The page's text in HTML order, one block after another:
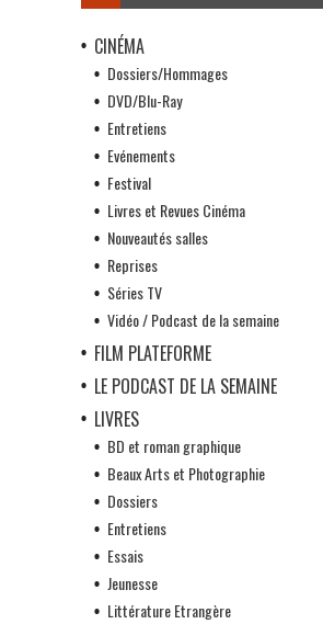
CINÉMA
Dossiers/Hommages
DVD/Blu-Ray
Entretiens
Evénements
Festival
Livres et Revues Cinéma
Nouveautés salles
Reprises
Séries TV
Vidéo / Podcast de la semaine
FILM PLATEFORME
LE PODCAST DE LA SEMAINE
LIVRES
BD et roman graphique
Beaux Arts et Photographie
Dossiers
Entretiens
Essais
Jeunesse
Littérature Etrangère